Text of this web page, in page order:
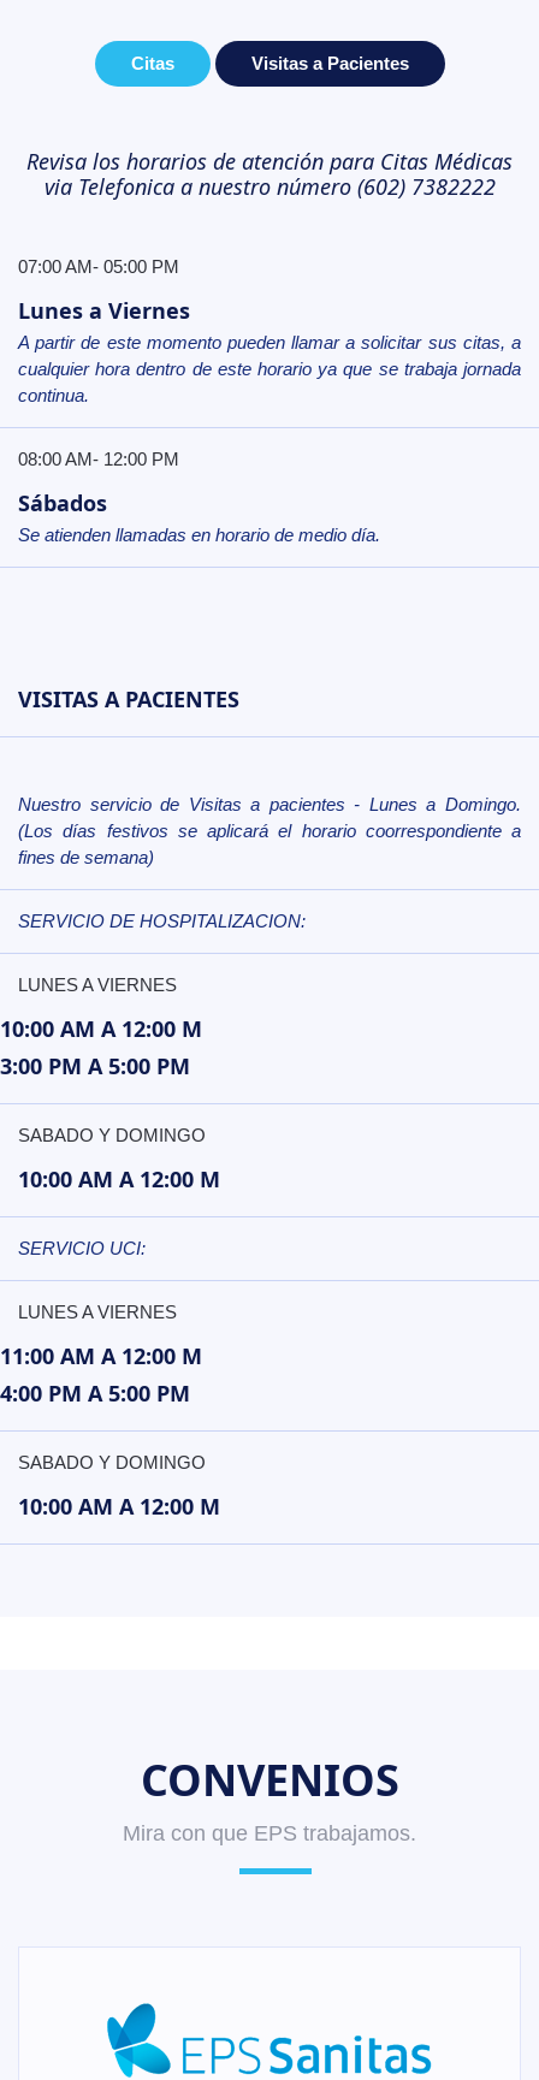
Citas Visitas a Pacientes
Revisa los horarios de atención para Citas Médicas
via Telefonica a nuestro número (602) 7382222
07:00 AM- 05:00 PM
Lunes a Viernes
A partir de este momento pueden llamar a solicitar sus citas, a
cualquier hora dentro de este horario ya que se trabaja jornada
continua.
08:00 AM- 12:00 PM
Sábados
Se atienden llamadas en horario de medio día.
VISITAS A PACIENTES
Nuestro servicio de Visitas a pacientes - Lunes a Domingo.
(Los días festivos se aplicará el horario coorrespondiente a
fines de semana)
SERVICIO DE HOSPITALIZACION:
LUNES A VIERNES
10:00 AM A 12:00 M
3:00 PM A 5:00 PM
SABADO Y DOMINGO
10:00 AM A 12:00 M
SERVICIO UCI:
LUNES A VIERNES
11:00 AM A 12:00 M
4:00 PM A 5:00 PM
SABADO Y DOMINGO
10:00 AM A 12:00 M
CONVENIOS
Mira con que EPS trabajamos.